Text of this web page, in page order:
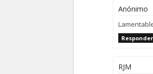
Anónimo
Responder
RJM